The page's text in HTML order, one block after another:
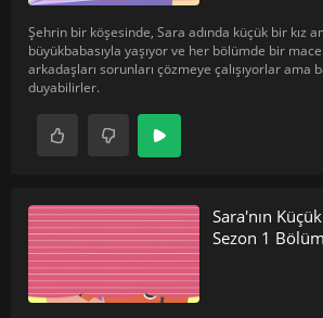
Şehrin bir köşesinde, Sara adında küçük bir kız
büyükbabasıyla yaşıyor ve her bölümde bir
arkadaşları sorunları çözmeye çalışıyorlar ama
duyabilirler.
Sara'nın
Sezon 1